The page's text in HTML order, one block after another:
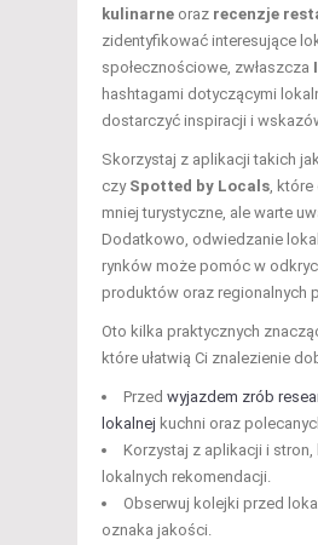
kulinarne oraz recenzje
zidentyfikować interesujące
społecznościowe, zwłaszcza
hashtagami dotyczącymi
dostarczyć inspiracji i
Skorzystaj z aplikacji takich jak
czy Spotted by Locals ,
mniej turystyczne, ale warte
Dodatkowo, odwiedzanie
rynków może pomóc w
produktów oraz regionalnych
Oto kilka praktycznych
które ułatwią Ci znalezienie
Przed wyjazdem zrób
lokalnej kuchni oraz
Korzystaj z aplikacji i
lokalnych rekomendacji.
Obserwuj kolejki przed
oznaka jakości.